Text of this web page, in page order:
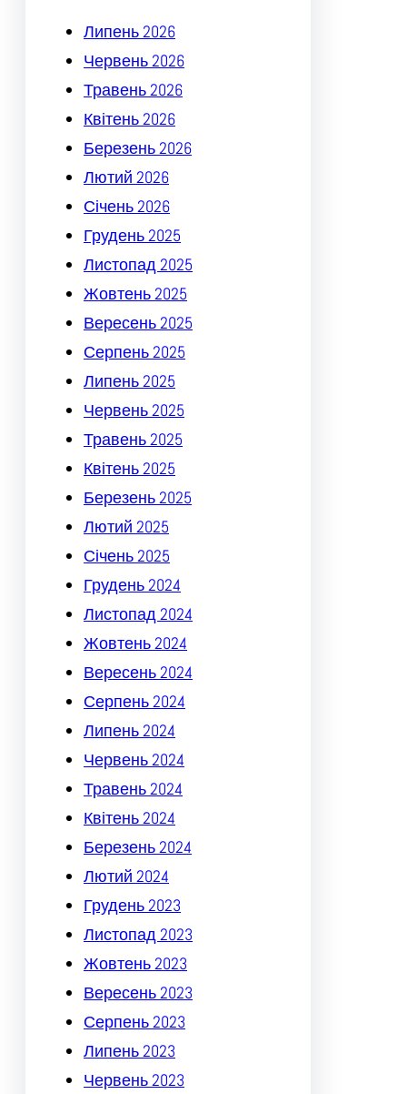
Липень 2026
Червень 2026
Травень 2026
Квітень 2026
Березень 2026
Лютий 2026
Січень 2026
Грудень 2025
Листопад 2025
Жовтень 2025
Вересень 2025
Серпень 2025
Липень 2025
Червень 2025
Травень 2025
Квітень 2025
Березень 2025
Лютий 2025
Січень 2025
Грудень 2024
Листопад 2024
Жовтень 2024
Вересень 2024
Серпень 2024
Липень 2024
Червень 2024
Травень 2024
Квітень 2024
Березень 2024
Лютий 2024
Грудень 2023
Листопад 2023
Жовтень 2023
Вересень 2023
Серпень 2023
Липень 2023
Червень 2023